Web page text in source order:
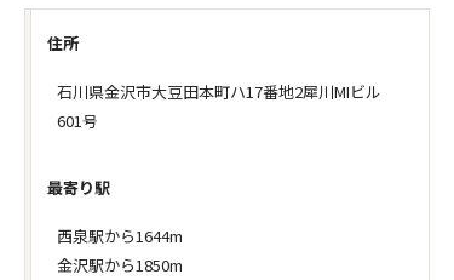
住所
石川県金沢市大豆田本町ハ17番地2犀川MIビル
601号
最寄り駅
西泉駅から1644m
金沢駅から1850m